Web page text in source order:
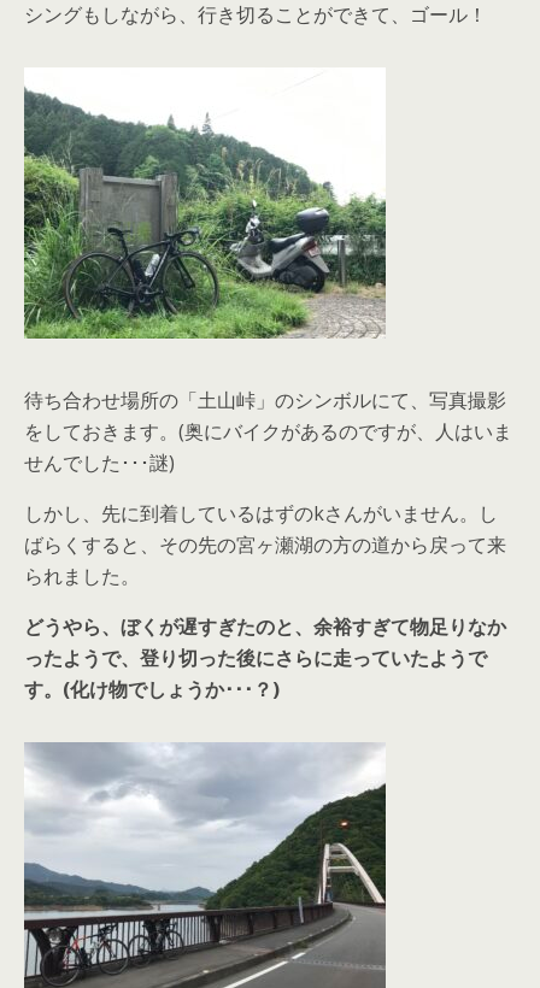
シングもしながら、行き切ることができて、ゴール！
待ち合わせ場所の「土山峠」のシンボルにて、写真撮影
をしておきます。(奥にバイクがあるのですが、人はいま
せんでした･･･謎)
しかし、先に到着しているはずのkさんがいません。し
ばらくすると、その先の宮ヶ瀬湖の方の道から戻って来
られました。
どうやら、ぼくが遅すぎたのと、余裕すぎて物足りなか
ったようで、登り切った後にさらに走っていたようで
す。(化け物でしょうか･･･？)